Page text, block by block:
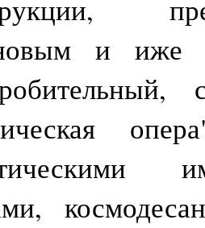
и иже